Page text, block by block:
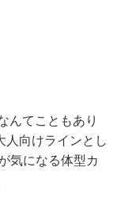
んてこともあり
人向けラインとし
気になる体型カ